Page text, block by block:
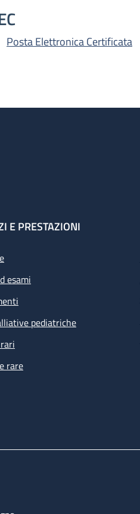
Posta Elettronica Certificata
E PRESTAZIONI
esami
pediatriche
rare